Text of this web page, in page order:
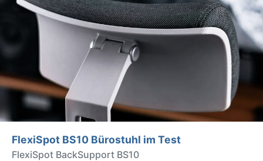
FlexiSpot BS10 Bürostuhl im Test
FlexiSpot BackSupport BS10